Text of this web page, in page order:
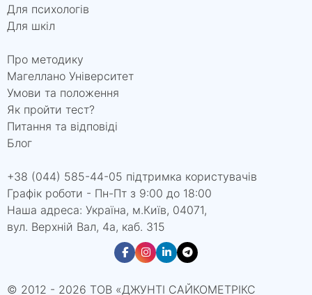
Для психологів
Для шкіл
Про методику
Магеллано Університет
Умови та положення
Як пройти тест?
Питання та відповіді
Блог
+38 (044) 585-44-05 підтримка користувачів
Графік роботи - Пн-Пт з 9:00 до 18:00
Наша адреса: Україна, м.Київ, 04071,
вул. Верхній Вал, 4а, каб. 315
© 2012 - 2026 ТОВ «ДЖУНТІ САЙКОМЕТРІКС